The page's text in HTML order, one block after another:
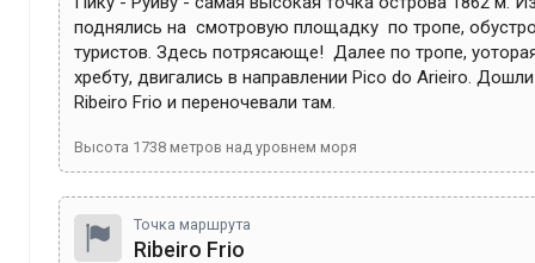
поднялись на  смотровую площадку  по тропе,
туристов. Здесь потрясающе!  Далее по тропе,
хребту, двигались в направлении Pico do Arieiro.
Ribeiro Frio и переночевали там.
Высота 1738 метров над уровнем моря
Точка маршрута
Ribeiro Frio